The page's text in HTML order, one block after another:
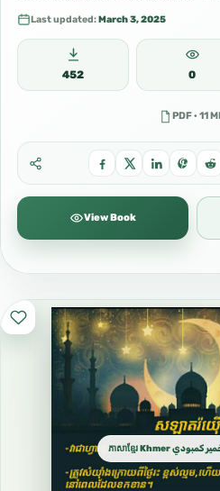
Last updated:March 3, 2025
452 0
PDF · 11
View Book